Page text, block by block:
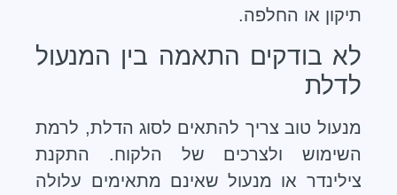
תיקון או החלפה.
לא בודקים התאמה בין המנעול
לדלת
מנעול טוב צריך להתאים לסוג הדלת, לרמת
השימוש ולצרכים של הלקוח. התקנת
צילינדר או מנעול שאינם מתאימים עלולה